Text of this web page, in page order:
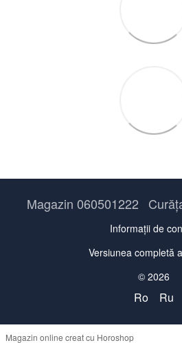
Magazin 060501222
Informații de
Versiunea completă
© 2026
Ro Ru
Magazin online creat cu Horoshop